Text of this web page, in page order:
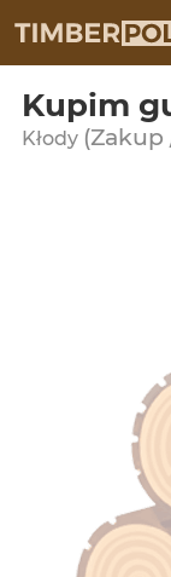
Kupim
Kłody